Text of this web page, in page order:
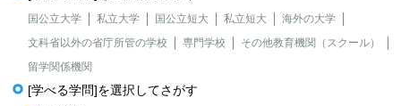
国公立大学 私立大学 国公立短大 私立短大
海外の大学
文科省以外の省庁所管の学校
専門学校
その他教育機関（スクール）
留学関係機関
[学べる学問]を選択してさがす